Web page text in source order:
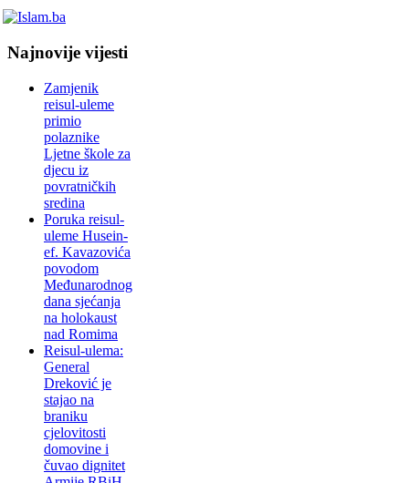
Najnovije vijesti
Zamjenik
reisul-uleme
primio
polaznike
Ljetne škole za
djecu iz
povratničkih
sredina
Poruka reisul-
uleme Husein-
ef. Kavazovića
povodom
Međunarodnog
dana sjećanja
na holokaust
nad Romima
Reisul-ulema:
General
Dreković je
stajao na
braniku
cjelovitosti
domovine i
čuvao dignitet